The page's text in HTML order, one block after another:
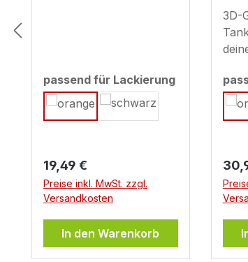
passend für Lackierung
auswählen
Regulärer Preis:
19,49 €
Preise inkl. MwSt. zzgl.
Versandkosten
In den Warenkorb
3D-
trifft
den
–